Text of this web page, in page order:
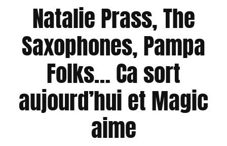
Natalie Prass, The
Saxophones, Pampa
Folks… Ca sort
aujourd’hui et Magic
aime